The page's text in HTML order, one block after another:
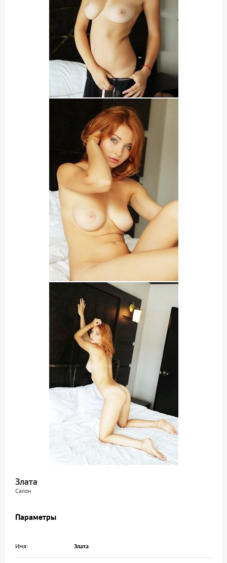
Злата
Салон
Параметры
Имя: Злата